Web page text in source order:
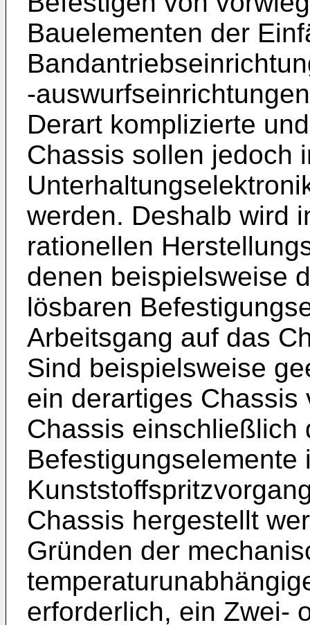
Bauelementen der
-
Derart komplizierte
Chassis sollen jedoch
werden. Deshalb wird
rationellen
denen beispielsweise
lösbaren
Arbeitsgang auf das
Sind beispielsweise
ein derartiges
Chassis einschließlich
Befestigungselemente
Chassis hergestellt
Gründen der
erforderlich, ein Zwei-